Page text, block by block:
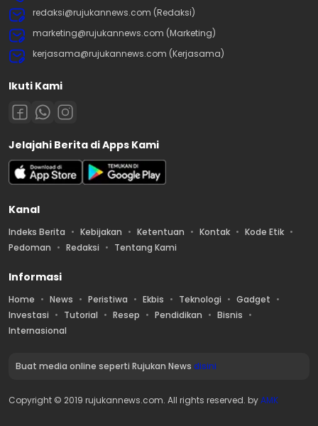
redaksi@rujukannews.com (Redaksi)
marketing@rujukannews.com (Marketing)
kerjasama@rujukannews.com (Kerjasama)
Ikuti Kami
Jelajahi Berita di Apps Kami
Kanal
Indeks Berita Kebijakan Ketentuan Kontak
Kode Etik
Pedoman
Redaksi Tentang Kami
Informasi
Home News Peristiwa Ekbis Teknologi
Gadget
Investasi
Tutorial Resep Pendidikan
Bisnis
Internasional
Buat media online seperti Rujukan News disini
Copyright © 2019 rujukannews.com. All rights reserved. byAMK